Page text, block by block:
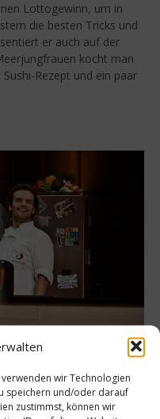
wir Technologien
speichern und/oder darauf
zustimmst, können wir
Lottogewinn, um in
die besten Tricks und
er auch auf der
kocht man
Rezept und ein paar
– Drei DVDs zu